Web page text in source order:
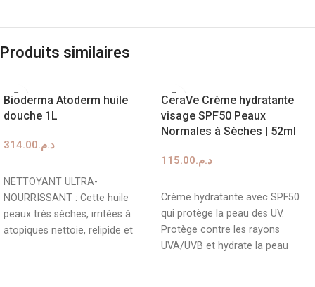
Produits similaires
Bioderma Atoderm huile
douche 1L
د.م.314.00
NETTOYANT ULTRA-
NOURRISSANT : Cette huile
peaux très sèches, irritées à
atopiques nettoie, relipide et
CeraVe Crème hydratante
visage SPF50 Peaux
Normales à Sèches | 52ml
د.م.115.00
Crème hydratante avec SPF50
qui protège la peau des UV.
Protège contre les rayons
UVA/UVB et hydrate la peau